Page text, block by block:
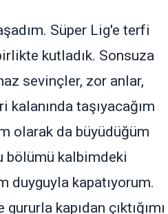
Süper Lig'e terfi
kutladık. Sonsuza
sevinçler, zor anlar,
kalanında taşıyacağım
olarak da büyüdüğüm
bölümü kalbimdeki
duyguyla kapatıyorum.
kapıdan çıktığımı